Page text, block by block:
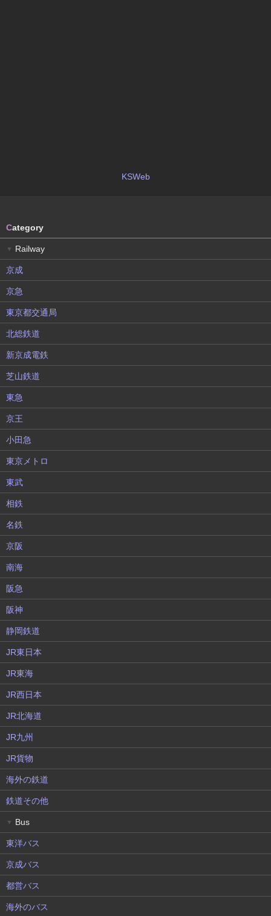
KSWeb
Category
▼ Railway
京成
京急
東京都交通局
北総鉄道
新京成電鉄
芝山鉄道
東急
京王
小田急
東京メトロ
東武
相鉄
名鉄
京阪
南海
阪急
阪神
静岡鉄道
JR東日本
JR東海
JR西日本
JR北海道
JR九州
JR貨物
海外の鉄道
鉄道その他
▼ Bus
東洋バス
京成バス
都営バス
海外のバス